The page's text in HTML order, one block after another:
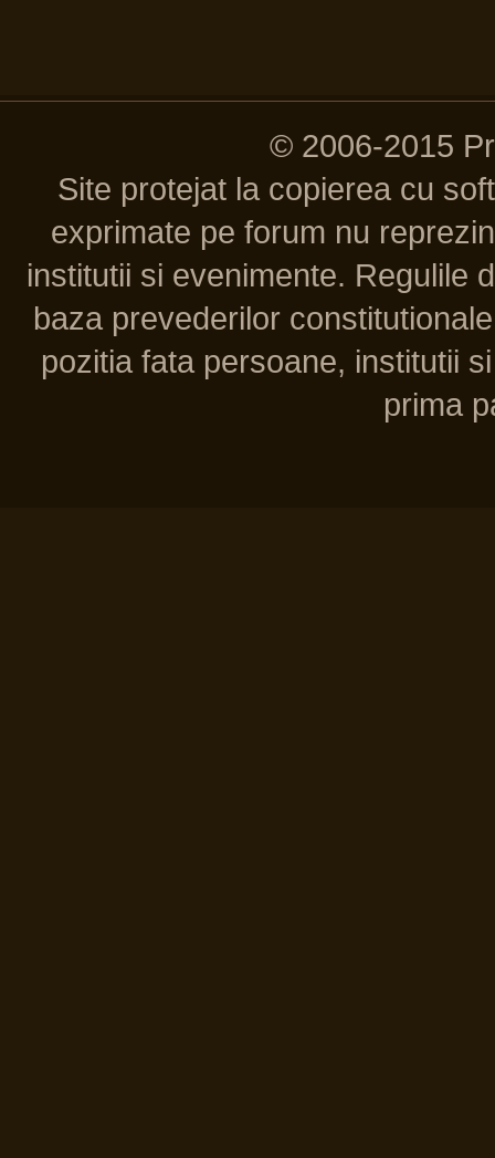
© 2006-2015
Site protejat la copierea cu
exprimate pe forum nu
institutii si evenimente. Regulile
baza prevederilor
pozitia fata persoane, institutii
prima